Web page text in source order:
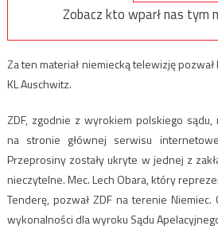
Zobacz kto wparł nas tym
Za ten materiał niemiecką telewizję
KL Auschwitz.
ZDF, zgodnie z wyrokiem polskiego sądu,
na stronie głównej serwisu
Przeprosiny zostały ukryte w jednej z
nieczytelne. Mec. Lech Obara, który
Tenderę, pozwał ZDF na terenie Niemiec.
wykonalności dla wyroku Sądu